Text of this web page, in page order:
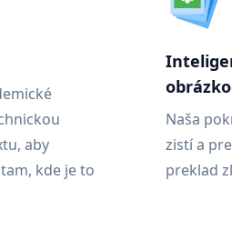
aby
kde je to
Naša
zistí a
preklad